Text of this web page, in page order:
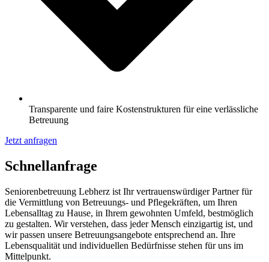
Transparente und faire Kostenstrukturen für eine verlässliche
Betreuung
Jetzt anfragen
Schnell­anfrage
Seniorenbetreuung Lebherz ist Ihr vertrauenswürdiger Partner für
die Vermittlung von Betreuungs- und Pflegekräften, um Ihren
Lebensalltag zu Hause, in Ihrem gewohnten Umfeld, bestmöglich
zu gestalten. Wir verstehen, dass jeder Mensch einzigartig ist, und
wir passen unsere Betreuungsangebote entsprechend an. Ihre
Lebensqualität und individuellen Bedürfnisse stehen für uns im
Mittelpunkt.